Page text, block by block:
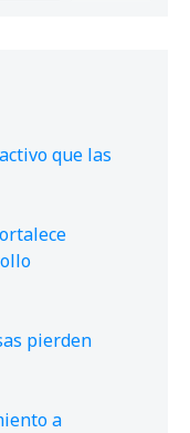
que las
pierden
a